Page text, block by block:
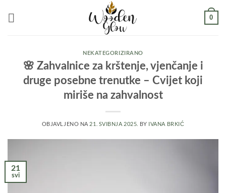
0
NEKATEGORIZIRANO
🌸 Zahvalnice za krštenje, vjenčanje i
druge posebne trenutke – Cvijet koji
miriše na zahvalnost
OBJAVLJENO NA 21. SVIBNJA 2025. BY IVANA BRKIĆ
21
svi